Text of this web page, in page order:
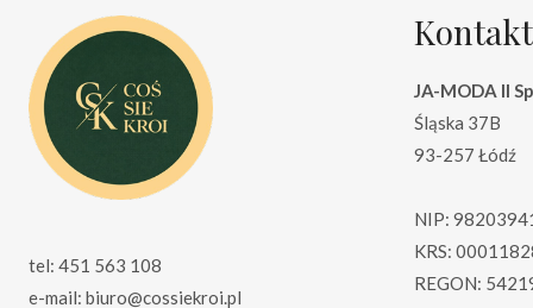
tel: 451 563 108
e-mail: biuro@cossiekroi.pl
Kontakt
JA-MODA II
Śląska 37B
93-257 Łódź
NIP:
KRS:
REGON: